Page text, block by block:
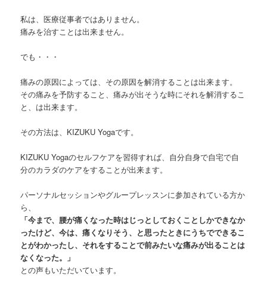
私は、医療従事者ではありません。
痛みを治すことは出来ません。
でも・・・
痛みの原因によっては、その原因を解消することは出来ます。
その痛みを予防すること、痛みが出そうな時にそれを解消するこ
と、は出来ます。
その方法は、KIZUKU Yogaです。
KIZUKU Yogaのセルフケアを習得すれば、自分自身で自宅で自
分のカラダのケアをすることが出来ます。
パーソナルセッションやグループレッスンに参加されている方か
ら、
「今まで、腰が痛くなった時はじっとしておくことしかできなか
ったけど、今は、痛くなりそう、と思ったときにうちでできるこ
とがわかったし、それをすることで前みたいな痛みが出ることは
なくなった。」
との声もいただいています。